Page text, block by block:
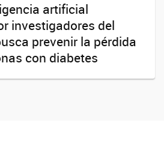
artificial
investigadores del
prevenir la pérdida
con diabetes